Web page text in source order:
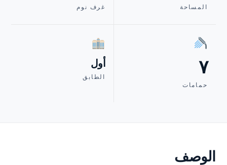
المساحة غرف نوم
٧
حمامات
أول
الطابق
الوصف